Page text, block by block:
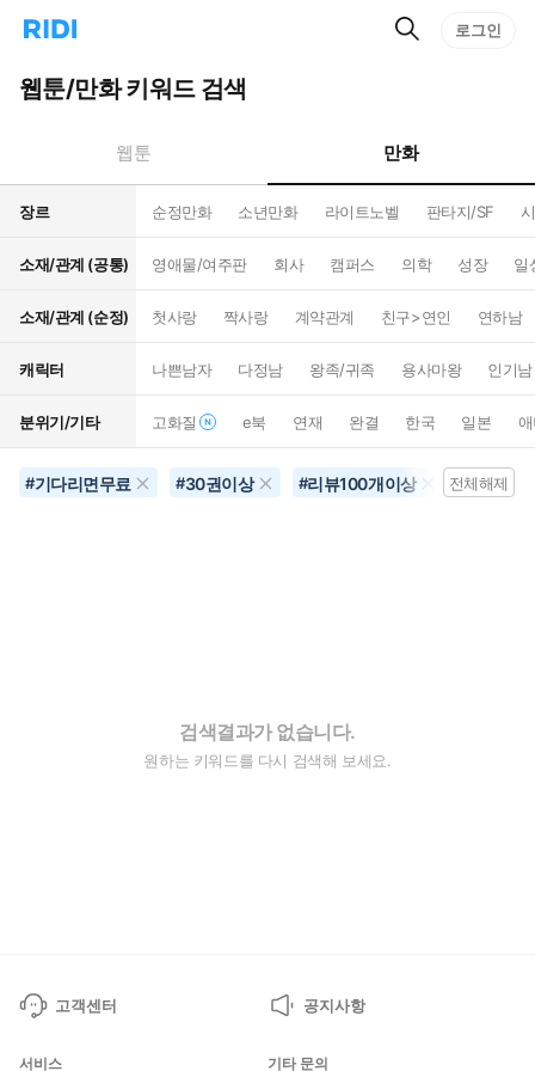
리
홈
으
턴
트
검
로그인
웹툰/만화 키워드 검색
웹툰 만화
장르 순정만화 소년만화 라이트노벨 판타지/SF
소재/관계 (공통) 영애물/여주판 회사 캠퍼스 의학 성장 일
소재/관계 (순정) 첫사랑 짝사랑 계약관계 친구>연인 연하남
캐릭터 나쁜남자 다정남 왕족/귀족 용사마왕 인기남
분위기/기타 고화질 e북 연재 완결 한국 일본
#기다리면무료 #30권이상 #리뷰100개이상 전체해제
검색결과가 없습니다.
원하는 키워드를 다시 검색해 보세요.
고객센터 공지사항
서비스 기타 문의